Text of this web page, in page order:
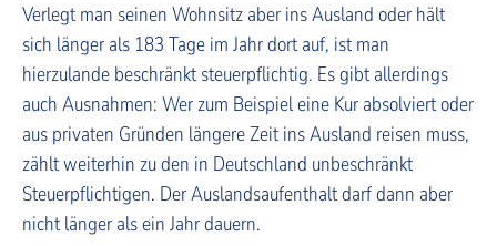
Verlegt man seinen Wohnsitz aber ins Ausland oder hält
sich länger als 183 Tage im Jahr dort auf, ist man
hierzulande beschränkt steuerpflichtig. Es gibt allerdings
auch Ausnahmen: Wer zum Beispiel eine Kur absolviert oder
aus privaten Gründen längere Zeit ins Ausland reisen muss,
zählt weiterhin zu den in Deutschland unbeschränkt
Steuerpflichtigen. Der Auslandsaufenthalt darf dann aber
nicht länger als ein Jahr dauern.